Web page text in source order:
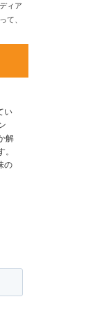
ィア
て、
い
解
の